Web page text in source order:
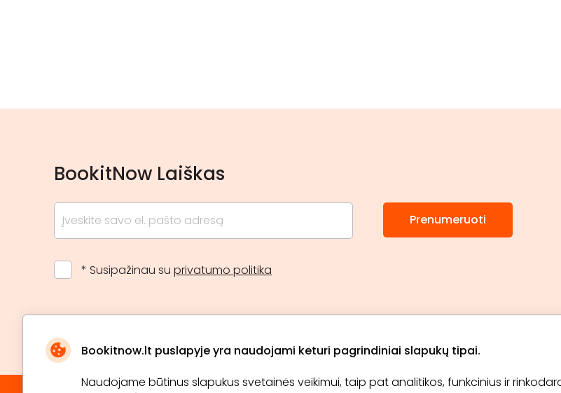
Bookitnow.lt puslapyje yra naudojami keturi pagrindiniai slapukų tipai.
Naudojame būtinus slapukus svetainės veikimui, taip pat analitikos, funkcinius ir
BookitNow Laiškas
* Susipažinau su privatumo politika
Prenumeruoti